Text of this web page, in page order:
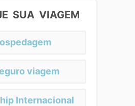
SUA VIAGEM
viagem
Internacional